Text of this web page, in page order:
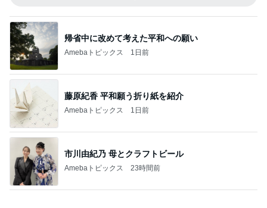
帰省中に改めて考えた平和への願い
Amebaトピックス 1日前
藤原紀香 平和願う折り紙を紹介
Amebaトピックス 1日前
市川由紀乃 母とクラフトビール
Amebaトピックス 23時間前